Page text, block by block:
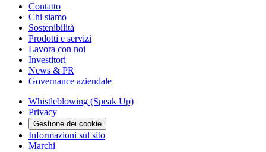
Contatto
Chi siamo
Sostenibilità
Prodotti e servizi
Lavora con noi
Investitori
News & PR
Governance aziendale
Whistleblowing (Speak Up)
Privacy
Gestione dei cookie
Informazioni sul sito
Marchi